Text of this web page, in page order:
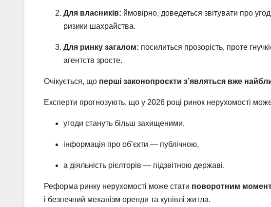
Для власників: ймовірно, доведеться звітувати про
ризики шахрайства.
Для ринку загалом: посилиться прозорість, проте
агентств зросте.
Очікується, що перші законопроєкти з’являться вже
Експерти прогнозують, що у 2026 році ринок нерухомості
угоди стануть більш захищеними,
інформація про об’єкти — публічною,
а діяльність рієлторів — підзвітною державі.
Реформа ринку нерухомості може стати поворотним
і безпечний механізм оренди та купівлі житла.